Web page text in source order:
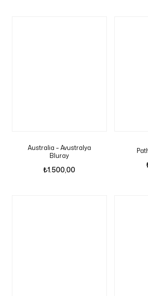
Australia – Avustralya
Bluray
₺1.500,00